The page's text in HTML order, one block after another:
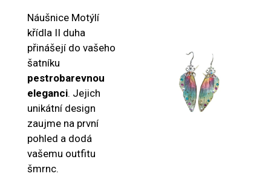
Náušnice Motýlí
křídla II duha
přinášejí do vašeho
šatníku
pestrobarevnou
eleganci. Jejich
unikátní design
zaujme na první
pohled a dodá
vašemu outfitu
šmrnc.